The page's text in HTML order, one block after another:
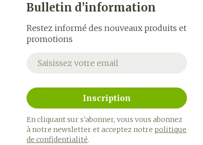
Bulletin d’information
Restez informé des nouveaux produits et
promotions
Adresse mail
Inscription
En cliquant sur s'abonner, vous vous abonnez
à notre newsletter et acceptez notrepolitique
de confidentialité.